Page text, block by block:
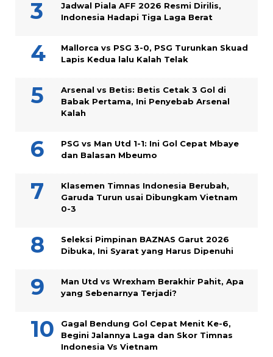
Jadwal Piala AFF 2026 Resmi Dirilis,
Indonesia Hadapi Tiga Laga Berat
Mallorca vs PSG 3-0, PSG Turunkan Skuad
Lapis Kedua lalu Kalah Telak
Arsenal vs Betis: Betis Cetak 3 Gol di
Babak Pertama, Ini Penyebab Arsenal
Kalah
PSG vs Man Utd 1-1: Ini Gol Cepat Mbaye
dan Balasan Mbeumo
Klasemen Timnas Indonesia Berubah,
Garuda Turun usai Dibungkam Vietnam
0-3
Seleksi Pimpinan BAZNAS Garut 2026
Dibuka, Ini Syarat yang Harus Dipenuhi
Man Utd vs Wrexham Berakhir Pahit, Apa
yang Sebenarnya Terjadi?
Gagal Bendung Gol Cepat Menit Ke-6,
Begini Jalannya Laga dan Skor Timnas
Indonesia Vs Vietnam